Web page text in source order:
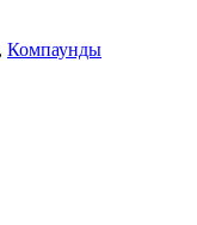
, Компаунды